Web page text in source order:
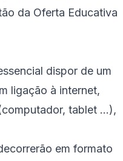
da Oferta Educativa
dispor de um
ligação à internet,
tablet ...),
em formato